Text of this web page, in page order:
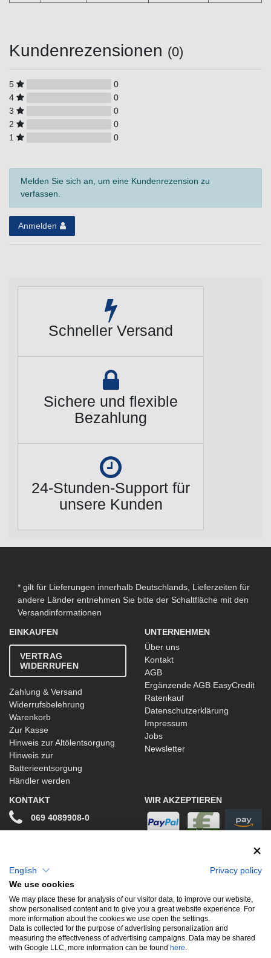
Kundenrezensionen (0)
5
0
4
0
3
0
2
0
1
0
Melden Sie sich an, um eine Kundenrezension zu
verfassen.
Anmelden
Schneller Versand
Sichere und flexible
Bezahlung
24-Stunden-Support für
unsere Kunden
* gilt für Lieferungen innerhalb Deutschlands, Lieferzeiten für
andere Länder entnehmen Sie bitte der Schaltfläche mit den
Versandinformationen
EINKAUFEN
VERTRAG
WIDERRUFEN
Zahlung & Versand
Widerrufsbelehrung
Warenkorb
Zur Kasse
Hinweis zur Altölentsorgung
Hinweis zur
Batterieentsorgung
Händler werden
UNTERNEHMEN
Über uns
Kontakt
AGB
Ergänzende AGB EasyCredit
Ratenkauf
Datenschutzerklärung
Impressum
Jobs
Newsletter
KONTAKT
069 4089908-0
Facebook
Instagram
WIR AKZEPTIEREN
English
Privacy policy
We use cookies
We may place these for analysis of our visitor data, to improve our website,
show personalised content and to give you a great website experience. For
more information about the cookies we use open the settings.
Data is collected for the purpose of advertising personalization and
measuring the effectiveness of advertising campaigns. Data may be shared
with Google LLC, more information can be found here.